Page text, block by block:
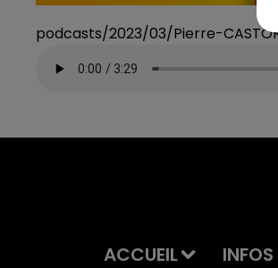
podcasts/2023/03/Pierre-
ACCUEIL INFOS